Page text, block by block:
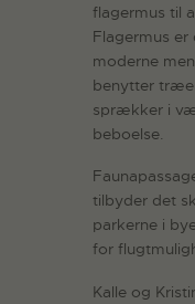
flagermus til
Flagermus
moderne
benytter
sprækker i
beboelse.
tilbyder det
parkerne i
for
Kalle og